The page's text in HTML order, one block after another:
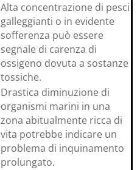
Alta concentrazione di pesci
galleggianti o in evidente
sofferenza può essere
segnale di carenza di
ossigeno dovuta a sostanze
tossiche.
Drastica diminuzione di
organismi marini in una
zona abitualmente ricca di
vita potrebbe indicare un
problema di inquinamento
prolungato.